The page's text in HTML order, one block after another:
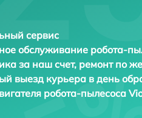
сервис
обслуживание робота-
за наш счет, ремонт по
выезд курьера в день
робота-пылесоса